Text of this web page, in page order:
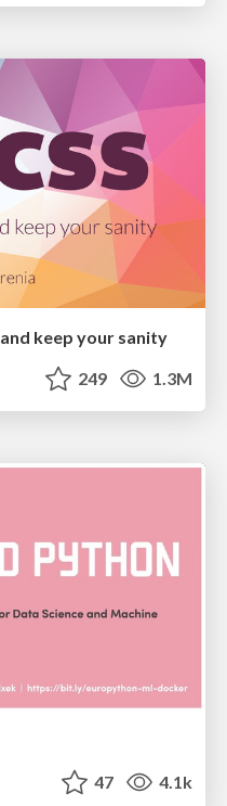
and keep your sanity
249 1.3M
47 4.1k